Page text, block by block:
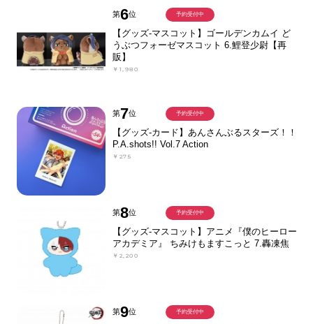
第6位
【グッズ-マスコット】ゴールデンカムイ ど
うぶつフォーゼマスコット 6.鯉登少尉【再
販】
￥1,980
予約受付中
第7位
【グッズ-カード】あんさんぶるスターズ！！
P.A.shots!! Vol.7 Action
￥275
予約受付中
第8位
【グッズ-マスコット】アニメ『僕のヒーロー
アカデミア』 ちみけもますこっと 7.轟凍焦
￥2,200
予約受付中
第9位 予約受付中